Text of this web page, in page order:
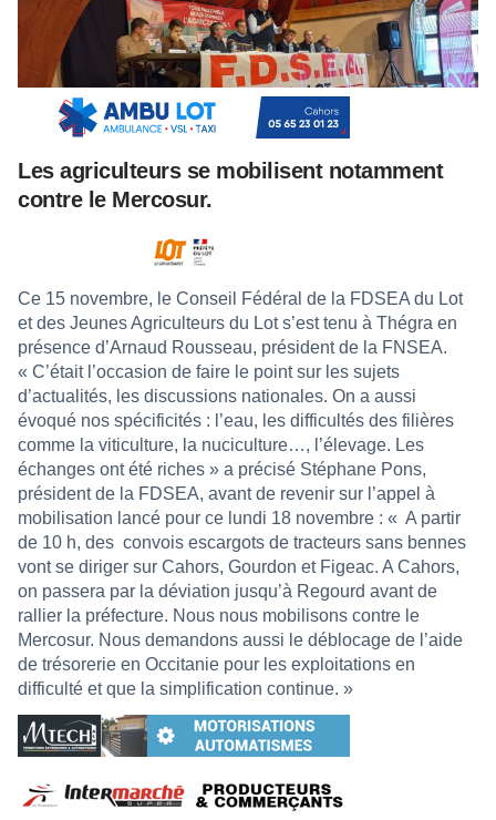
Les agriculteurs se mobilisent notamment
contre le Mercosur.
Ce 15 novembre, le Conseil Fédéral de la FDSEA du Lot
et des Jeunes Agriculteurs du Lot s’est tenu à Thégra en
présence d’Arnaud Rousseau, président de la FNSEA.
« C’était l’occasion de faire le point sur les sujets
d’actualités, les discussions nationales. On a aussi
évoqué nos spécificités : l’eau, les difficultés des filières
comme la viticulture, la nuciculture…, l’élevage. Les
échanges ont été riches » a précisé Stéphane Pons,
président de la FDSEA, avant de revenir sur l’appel à
mobilisation lancé pour ce lundi 18 novembre : « A partir
de 10 h, des convois escargots de tracteurs sans bennes
vont se diriger sur Cahors, Gourdon et Figeac. A Cahors,
on passera par la déviation jusqu’à Regourd avant de
rallier la préfecture. Nous nous mobilisons contre le
Mercosur. Nous demandons aussi le déblocage de l’aide
de trésorerie en Occitanie pour les exploitations en
difficulté et que la simplification continue. »